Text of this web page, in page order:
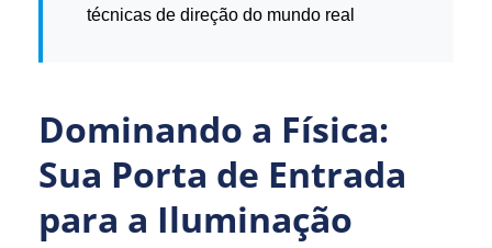
técnicas de direção do mundo real
Dominando a Física:
Sua Porta de Entrada
para a Iluminação